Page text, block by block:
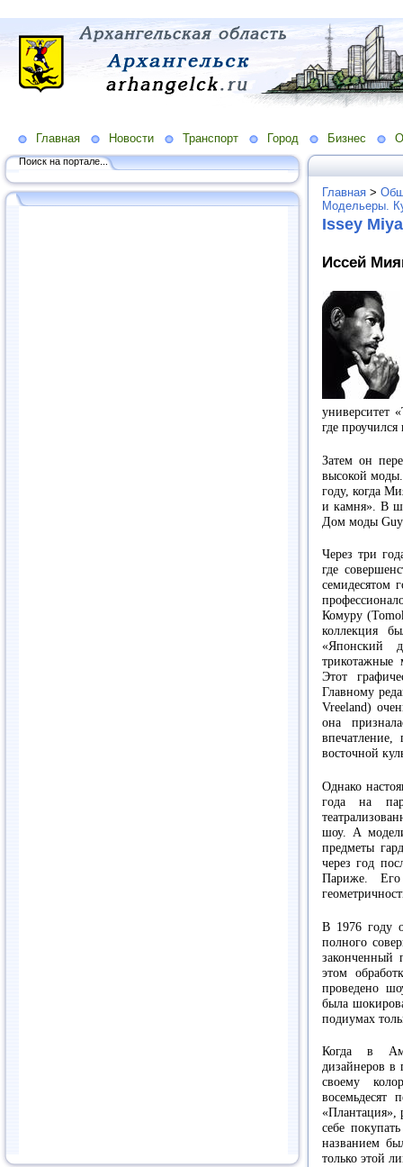
Главная Новости Транспорт Город Бизнес
Поиск на портале...
Главная >
Модельеры.
Issey
Иссей
университет
где
Затем он
высокой моды.
году, когда
и камня». В
Дом моды Guy
Через три
где
семидесятом
Комуру
коллекция
«Японский
Этот
Главному
Vreeland)
она
впечатление,
восточной
Однако
года на
шоу. А
предметы
через год
Париже.
В 1976 году
полного
законченный
этом
проведено
была
подиумах
Когда в
дизайнеров в
своему
«Плантация»,
себе
названием
только этой